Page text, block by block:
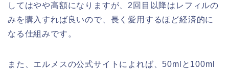
してはやや高額になりますが、2回目以降はレフィルの
みを購入すれば良いので、長く愛用するほど経済的に
なる仕組みです。
また、エルメスの公式サイトによれば、50mlと100ml